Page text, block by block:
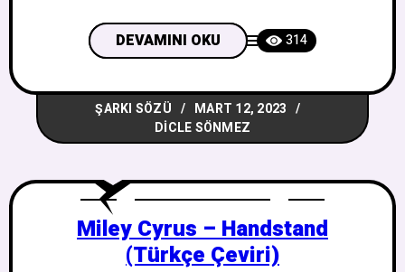
million momentsLived a thousand
livesNever know she’s hopelessOnly
when she cries O harika bir kadınNeyi
sevdiğini biliyorOnun kırıldığını asla
bilmezsinÇünkü o her zaman iyidirO bir
yaşadıUmutsuz olduğunu asla
DEVAMINI OKU 314
ŞARKI SÖZÜ
MART 12, 2023
DICLE SÖNMEZ
Miley Cyrus – Handstand
(Türkçe Çeviri)